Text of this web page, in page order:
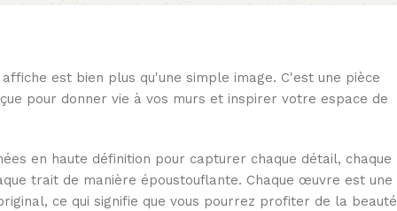
est bien plus qu'une simple image. C'est une pièce
pour donner vie à vos murs et inspirer votre espace de
en haute définition pour capturer chaque détail, chaque
trait de manière époustouflante. Chaque œuvre est une
ce qui signifie que vous pourrez profiter de la beauté